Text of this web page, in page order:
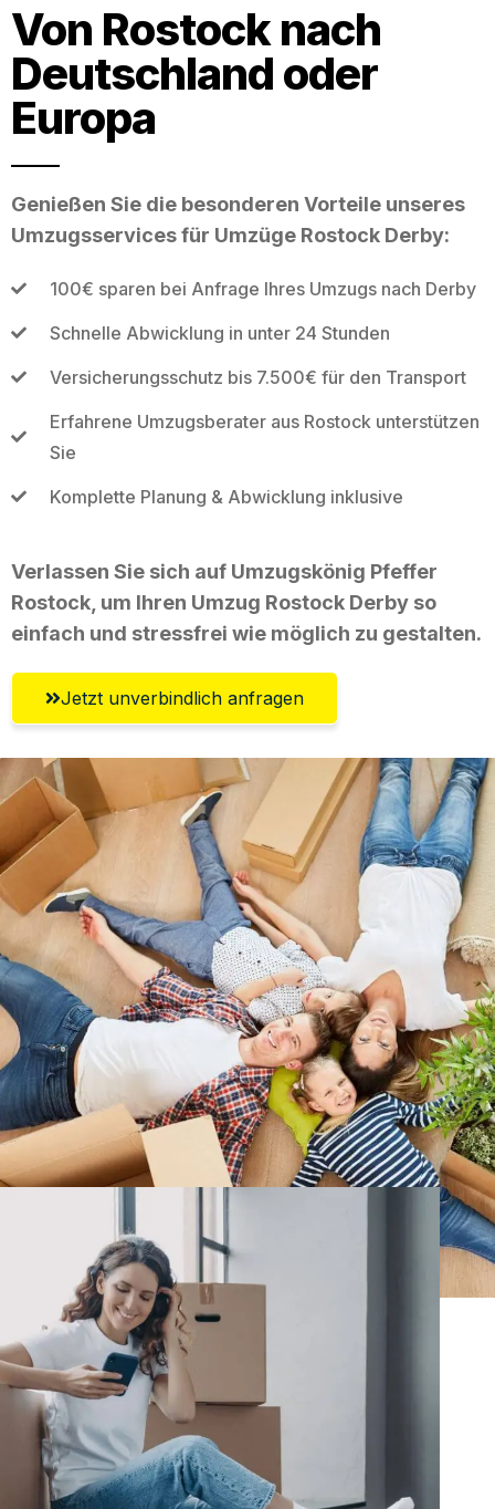
Von Rostock nach
Deutschland oder
Europa
Genießen Sie die besonderen Vorteile unseres
Umzugsservices für Umzüge Rostock Derby:
100€ sparen bei Anfrage Ihres Umzugs nach Derby
Schnelle Abwicklung in unter 24 Stunden
Versicherungsschutz bis 7.500€ für den Transport
Erfahrene Umzugsberater aus Rostock unterstützen
Sie
Komplette Planung & Abwicklung inklusive
Verlassen Sie sich auf Umzugskönig Pfeffer
Rostock, um Ihren Umzug Rostock Derby so
einfach und stressfrei wie möglich zu gestalten.
Jetzt unverbindlich anfragen